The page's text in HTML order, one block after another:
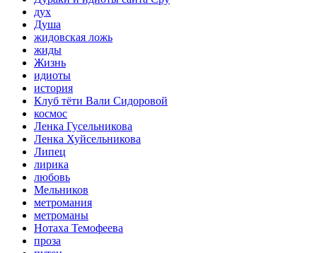
дух
Душа
жидовская ложь
жиды
Жизнь
идиоты
история
Клуб тёти Вали Сидоровой
космос
Ленка Гусельникова
Ленка Хуйсельникова
Липец
лирика
любовь
Мельников
метромания
метроманы
Нотаха Темофеева
проза